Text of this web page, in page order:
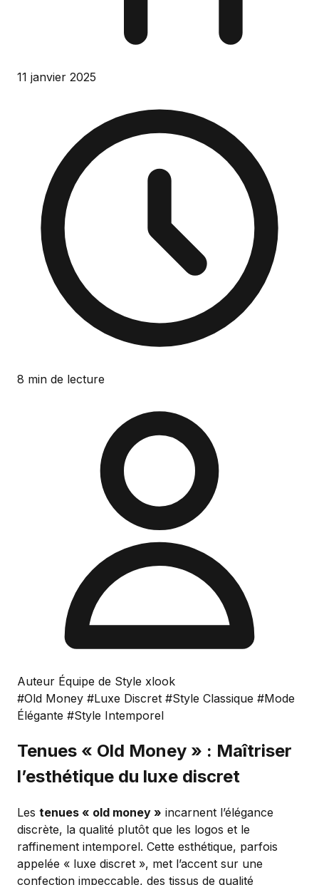
11 janvier 2025
8 min de lecture
Auteur Équipe de Style xlook
#Old Money #Luxe Discret #Style Classique #Mode
Élégante #Style Intemporel
Tenues « Old Money » : Maîtriser
l’esthétique du luxe discret
Les tenues « old money » incarnent l’élégance
discrète, la qualité plutôt que les logos et le
raffinement intemporel. Cette esthétique, parfois
appelée « luxe discret », met l’accent sur une
confection impeccable, des tissus de qualité